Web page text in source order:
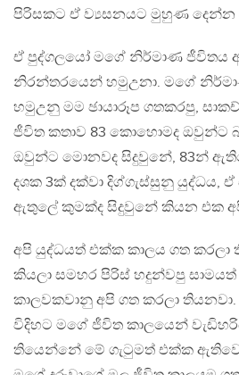
පිරිසකට ඒ ව්‍යසනයට මුහුණ දෙන්න
ඒ පුද්ගලයෝ මගේ නිර්මාණ ජීවිතය
නිරන්තරයෙන් හමුඋනා. මගේ
හමුඋනු මම ඡායාරූප ගතකරපු,
ජීවිත කතාව 83 කොහොමද ඔවුන්ට
ඔවුන්ට මොනවද සිදුවුනේ, 83න්
දශක 3ක් දක්වා දිග්ගැස්සුනු යුද්ධය,
ඇතුලේ කුමක්ද සිදුවුනේ කියන එක
අපි යුද්ධයත් එක්ක කාලය ගත කරලා
කියලා සමහර පිරිස් හදුන්වපු
කාලවකවානු අපි ගත කරලා
විදිහට මගේ ජීවිත කාලයෙන්
තියෙන්නේ මේ ගැටුමත් එක්ක